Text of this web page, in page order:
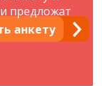
анкету
предложат